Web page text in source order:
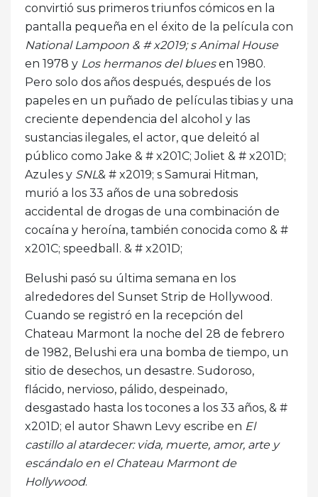
convirtió sus primeros triunfos cómicos en la
pantalla pequeña en el éxito de la película con
National Lampoon & # x2019; s Animal House
en 1978 y Los hermanos del bluesen 1980.
Pero solo dos años después, después de los
papeles en un puñado de películas tibias y una
creciente dependencia del alcohol y las
sustancias ilegales, el actor, que deleitó al
público como Jake & # x201C; Joliet & # x201D;
Azules y SNL & # x2019; s Samurai Hitman,
murió a los 33 años de una sobredosis
accidental de drogas de una combinación de
cocaína y heroína, también conocida como & #
x201C; speedball. & # x201D;
Belushi pasó su última semana en los
alrededores del Sunset Strip de Hollywood.
Cuando se registró en la recepción del
Chateau Marmont la noche del 28 de febrero
de 1982, Belushi era una bomba de tiempo, un
sitio de desechos, un desastre. Sudoroso,
flácido, nervioso, pálido, despeinado,
desgastado hasta los tocones a los 33 años, & #
x201D; el autor Shawn Levy escribe en El
castillo al atardecer: vida, muerte, amor, arte y
escándalo en el Chateau Marmont de
Hollywood.